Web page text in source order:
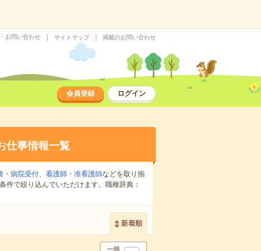
お問い合わせ サイトマップ 掲載のお問い合わせ
会員登録 ログイン
仕事情報一覧
・病院受付、 看護師・准看護師などを取り揃
件で絞り込んでいただけます。職種辞典：
新着順
一括